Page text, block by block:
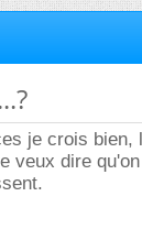
je crois
veux dire